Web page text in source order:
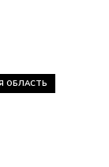
ОБЛАСТЬ